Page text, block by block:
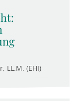
LL.M. (EHI)